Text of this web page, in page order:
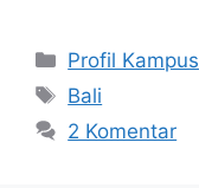
Kategori
Profil Kampus
Tag
Bali
2 Komentar